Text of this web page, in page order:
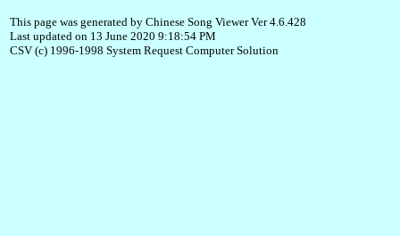
This page was generated by Chinese Song Viewer Ver 4.6.428
Last updated on 13 June 2020 9:18:54 PM
CSV (c) 1996-1998 System Request Computer Solution